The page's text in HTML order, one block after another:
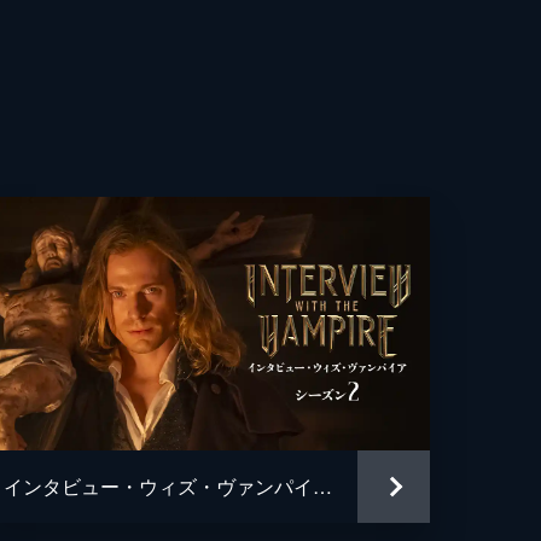
インタビュー・ウィズ・ヴァンパイア シーズン２